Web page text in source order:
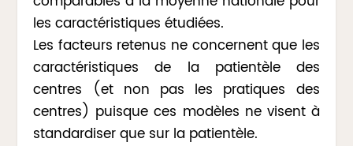
les caractéristiques étudiées.
Les facteurs retenus ne concernent que les
caractéristiques de la patientèle des
centres (et non pas les pratiques des
centres) puisque ces modèles ne visent à
standardiser que sur la patientèle.